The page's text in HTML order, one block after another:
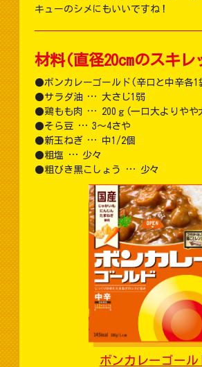
キューのシメにもいいですね！
材料(直径20cmのスキレ
ボンカレーゴールド(辛口と中辛
サラダ油 … 大さじ1弱
鶏もも肉 … 200ｇ(一口大よりやや
そら豆 … 3～4さや
新玉ねぎ … 中1/2個
粗塩 … 少々
粗びき黒こしょう … 少々
ボンカレーゴール